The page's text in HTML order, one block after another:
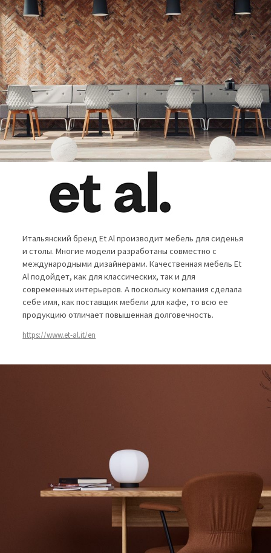
Итальянский бренд Et Al производит мебель для сиденья
и столы. Многие модели разработаны совместно с
международными дизайнерами. Качественная мебель Et
Al подойдет, как для классических, так и для
современных интерьеров. А поскольку компания сделала
себе имя, как поставщик мебели для кафе, то всю ее
продукцию отличает повышенная долговечность.
https://www.et-al.it/en